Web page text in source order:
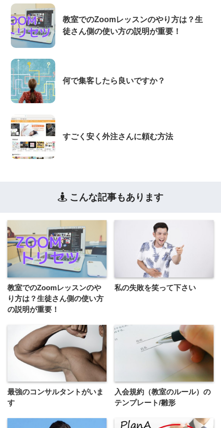
教室でのZoomレッスンのやり方は？生
徒さん側の使い方の説明が重要！
何で集客したら良いですか？
すごく安く外注さんに頼む方法
こんな記事もあります
教室でのZoomレッスンのや
り方は？生徒さん側の使い方
の説明が重要！
私の失敗を笑って下さい
最強のコンサルタントがいま
す
入会規約（教室のルール）の
テンプレート/雛形